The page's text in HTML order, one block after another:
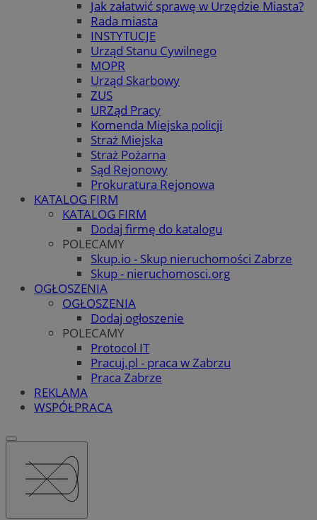
Jak załatwić sprawę w Urzędzie Miasta?
Rada miasta
INSTYTUCJE
Urząd Stanu Cywilnego
MOPR
Urząd Skarbowy
ZUS
URZąd Pracy
Komenda Miejska policji
Straż Miejska
Straż Pożarna
Sąd Rejonowy
Prokuratura Rejonowa
KATALOG FIRM
KATALOG FIRM
Dodaj firmę do katalogu
POLECAMY
Skup.io - Skup nieruchomości Zabrze
Skup - nieruchomosci.org
OGŁOSZENIA
OGŁOSZENIA
Dodaj ogłoszenie
POLECAMY
Protocol IT
Pracuj.pl - praca w Zabrzu
Praca Zabrze
REKLAMA
WSPÓŁPRACA